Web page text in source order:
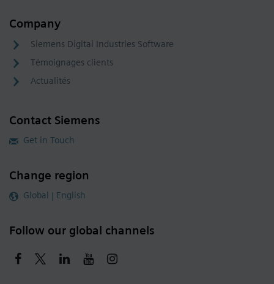
Company
Siemens Digital Industries Software
Témoignages clients
Actualités
Contact Siemens
Get in Touch
Change region
Global | English
Follow our global channels